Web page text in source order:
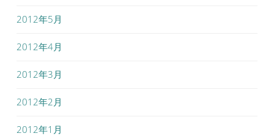
2012年5月
2012年4月
2012年3月
2012年2月
2012年1月